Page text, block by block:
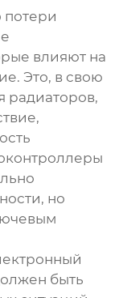
потери
влияют на
Это, в свою
радиаторов,
но
быть